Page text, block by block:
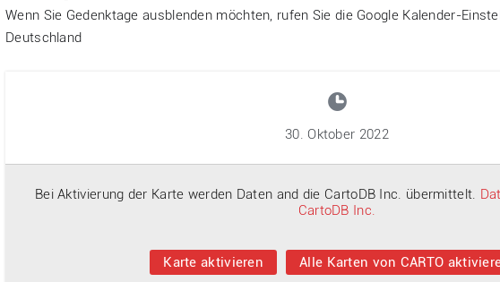
Wenn Sie Gedenktage ausblenden möchten, rufen Sie die Google Kalender-
Deutschland
30. Oktober 2022
Bei Aktivierung der Karte werden Daten and die CartoDB Inc. übermittelt.
CartoDB Inc.
Karte aktivieren
Alle Karten von CARTO